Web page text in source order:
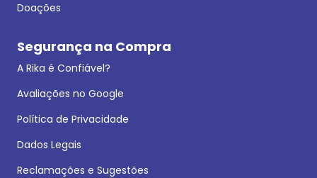
Doações
Segurança na Compra
A Rika é Confiável?
Avaliações no Google
Política de Privacidade
Dados Legais
Reclamações e Sugestões